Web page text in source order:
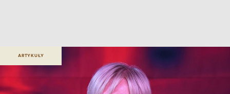
ARTYKUŁY